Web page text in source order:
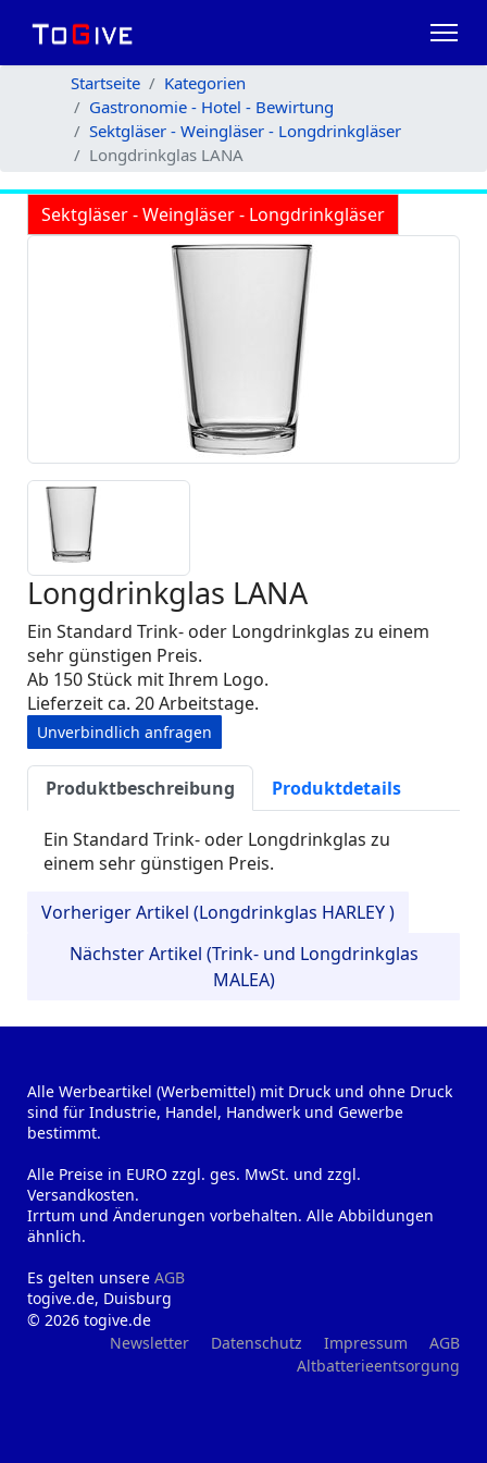
Startseite
Kategorien
Gastronomie - Hotel - Bewirtung
Sektgläser - Weingläser - Longdrinkgläser
Longdrinkglas LANA
Sektgläser - Weingläser - Longdrinkgläser
Longdrinkglas LANA
Ein Standard Trink- oder Longdrinkglas zu einem
sehr günstigen Preis.
Ab 150 Stück mit Ihrem Logo.
Lieferzeit ca. 20 Arbeitstage.
Unverbindlich anfragen
Produktbeschreibung Produktdetails
Ein Standard Trink- oder Longdrinkglas zu
einem sehr günstigen Preis.
Vorheriger Artikel (Longdrinkglas HARLEY )
Nächster Artikel (Trink- und Longdrinkglas
MALEA)
Alle Werbeartikel (Werbemittel) mit Druck und ohne Druck
sind für Industrie, Handel, Handwerk und Gewerbe
bestimmt.
Alle Preise in EURO zzgl. ges. MwSt. und zzgl.
Versandkosten.
Irrtum und Änderungen vorbehalten. Alle Abbildungen
ähnlich.
Es gelten unsere AGB
togive.de, Duisburg
© 2026 togive.de
Newsletter
Datenschutz Impressum
AGB
Altbatterieentsorgung